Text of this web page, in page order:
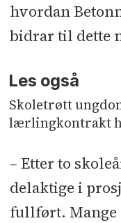
hvordan
bidrar til dette
Les også
Skoletrøtt
lærlingkontrakt
– Etter to
delaktige i
fullført. Mange